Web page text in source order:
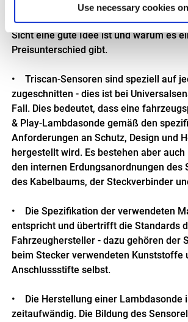
Use necessary cookies
die Wahl fahrzeugspezifischer Plug-and-
Lambdasonde von Triscan in erster
Sicht eine gute Idee ist und warum es
Preisunterschied gibt.
• Triscan-Sensoren sind speziell auf
zugeschnitten - dies ist bei
Fall. Dies bedeutet, dass eine
& Play-Lambdasonde gemäß den
Anforderungen an Schutz, Design und
hergestellt wird. Es bestehen aber auch
den internen Erdungsanordnungen des
des Kabelbaums, der Steckverbinder
• Die Spezifikation der verwendeten
entspricht und übertrifft die Standards
Fahrzeughersteller - dazu gehören der
beim Stecker verwendeten Kunststoffe
Anschlussstifte selbst.
• Die Herstellung einer Lambdasonde
zeitaufwändig. Die Bildung des